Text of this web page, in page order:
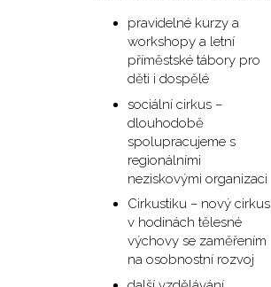
pravidelné kurzy a
workshopy a letní
příměstské tábory pro
děti i dospělé
sociální cirkus –
dlouhodobě
spolupracujeme s
regionálními
neziskovými organizaci
Cirkustiku – nový cirkus
v hodinách tělesné
výchovy se zaměřením
na osobnostní rozvoj